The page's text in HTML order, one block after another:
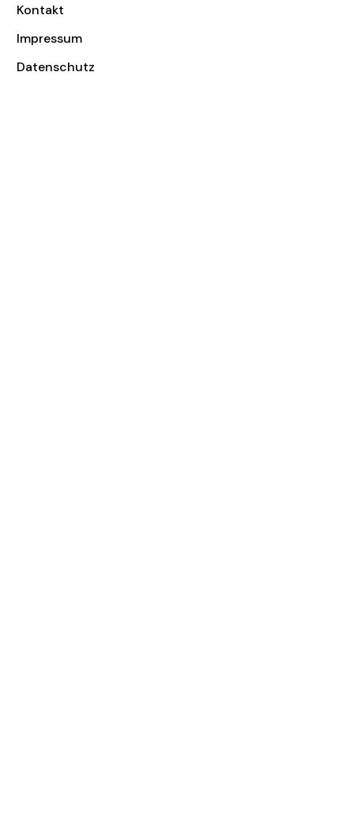
Kontakt
Impressum
Datenschutz